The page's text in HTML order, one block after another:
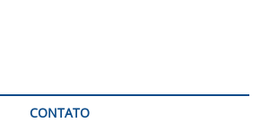
CONTATO